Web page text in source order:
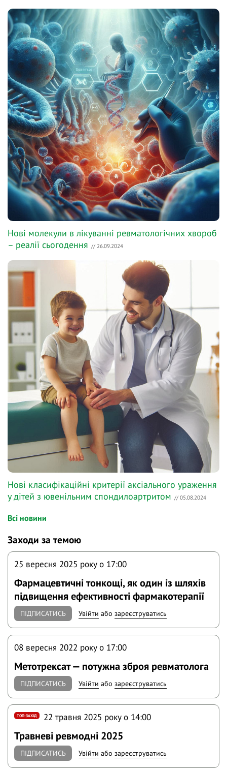
Нові молекули в лікуванні ревматологічних хвороб
– реалії сьогодення // 26.09.2024
Нові класифікаційні критерії аксіального ураження
у дітей з ювенільним спондилоартритом // 05.08.2024
Всі новини
Заходи за темою
25 вересня 2025 року o 17:00
Фармацевтичні тонкощі, як один із шляхів
підвищення ефективності фармакотерапії
ПІДПИСАТИСЬ Увійти абозареєструватись
08 вересня 2022 року o 17:00
Метотрексат — потужна зброя ревматолога
ПІДПИСАТИСЬ Увійти абозареєструватись
ТОП-ЗАХІД 22 травня 2025 року o 14:00
Травневі ревмодні 2025
ПІДПИСАТИСЬ Увійти абозареєструватись